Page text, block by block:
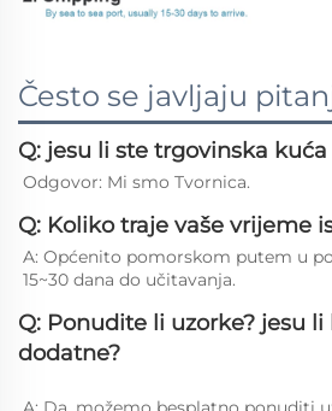
Često se javljaju
Q: jesu li ste trgovinska
Odgovor: Mi smo Tvornica.
Q: Koliko traje vaše vrijeme
A: Općenito pomorskom putem u
15~30 dana do učitavanja.
Q: Ponudite li uzorke? jesu
dodatne?